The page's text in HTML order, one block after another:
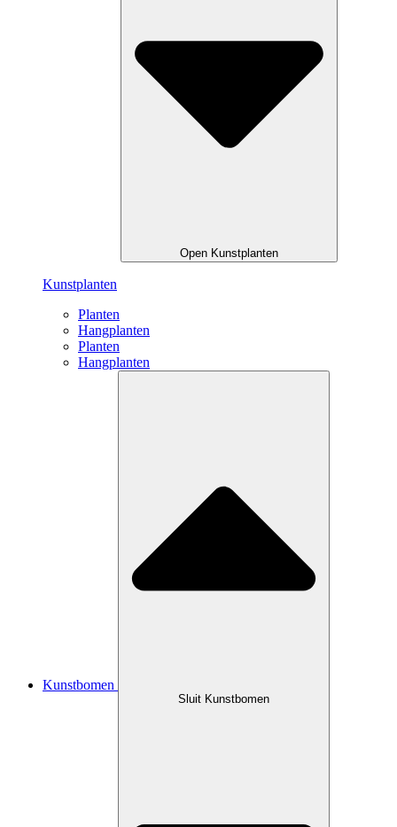
Open Kunstplanten
Kunstplanten
Planten
Hangplanten
Planten
Hangplanten
Kunstbomen
Sluit Kunstbomen